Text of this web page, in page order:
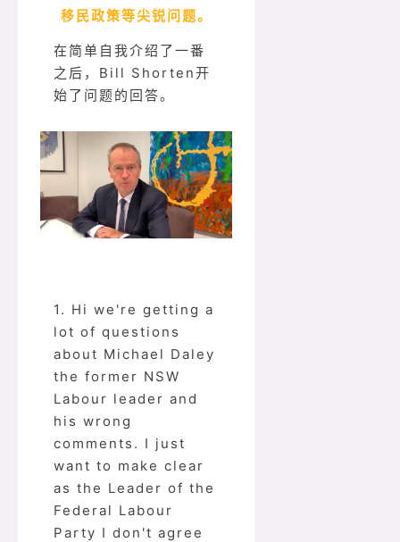
移民政策等尖锐问题。
在简单自我介绍了一番
之后，Bill Shorten开
始了问题的回答。
1. Hi we're getting a
lot of questions
about Michael Daley
the former NSW
Labour leader and
his wrong
comments. I just
want to make clear
as the Leader of the
Federal Labour
Party I don't agree